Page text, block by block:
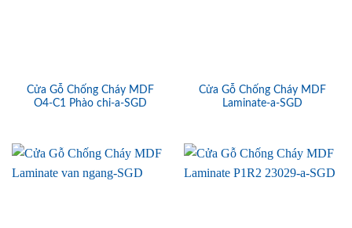
Cửa Gỗ Chống Cháy MDF
O4-C1 Phào chi-a-SGD
Cửa Gỗ Chống Cháy MDF
Laminate-a-SGD